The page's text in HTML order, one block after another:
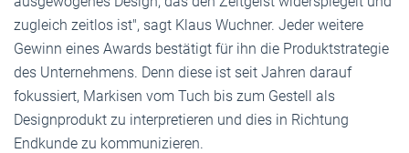
zugleich zeitlos ist", sagt Klaus Wuchner. Jeder weitere
Gewinn eines Awards bestätigt für ihn die Produktstrategie
des Unternehmens. Denn diese ist seit Jahren darauf
fokussiert, Markisen vom Tuch bis zum Gestell als
Designprodukt zu interpretieren und dies in Richtung
Endkunde zu kommunizieren.